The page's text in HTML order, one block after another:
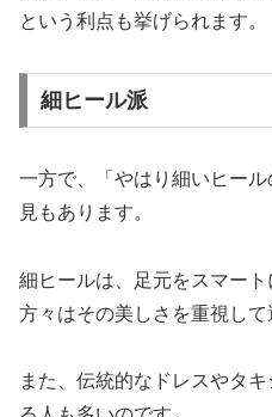
という利点も挙げられます。
細ヒール派
一方で、「やはり細いヒー
見もあります。
細ヒールは、足元をスマー
方々はその美しさを重視して
また、伝統的なドレスやタ